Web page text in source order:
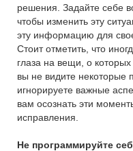
решения. Задайте себе
чтобы изменить эту
эту информацию для
Стоит отметить, что
глаза на вещи, о
вы не видите некоторые
игнорируете важные
вам осознать эти
исправления.
Не программируйте